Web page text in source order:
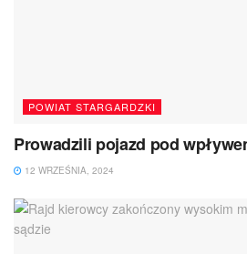
POWIAT STARGARDZKI
Prowadzili pojazd pod
12 WRZEŚNIA, 2024